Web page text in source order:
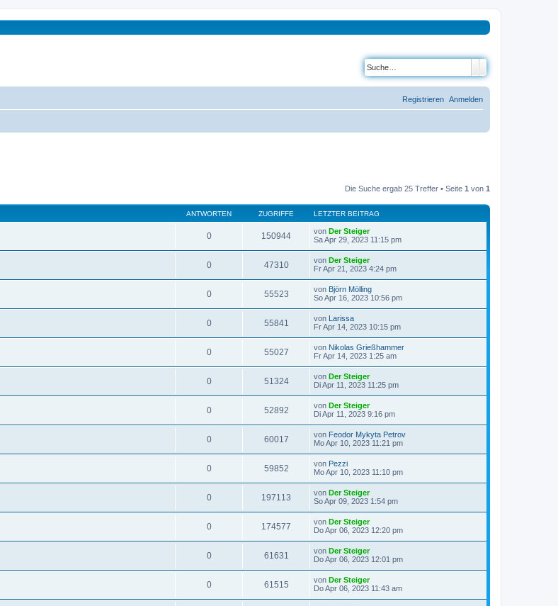
Anmelden
Registrieren
Die Suche ergab 25 Treffer • Seite 1 von 1
ANTWORTEN ZUGRIFFE LETZTER BEITRAG
0 150944 von Der Steiger
Sa Apr 29, 2023 11:15 pm
0 47310 von Der Steiger
Fr Apr 21, 2023 4:24 pm
0 55523 von Björn Mölling
So Apr 16, 2023 10:56 pm
0 55841 von Larissa
Fr Apr 14, 2023 10:15 pm
0 55027 von Nikolas Grießhammer
Fr Apr 14, 2023 1:25 am
0 51324 von Der Steiger
Di Apr 11, 2023 11:25 pm
0 52892 von Der Steiger
Di Apr 11, 2023 9:16 pm
0 60017 von Feodor Mykyta Petrov
Mo Apr 10, 2023 11:21 pm
0 59852 von Pezzi
Mo Apr 10, 2023 11:10 pm
0 197113 von Der Steiger
So Apr 09, 2023 1:54 pm
0 174577 von Der Steiger
Do Apr 06, 2023 12:20 pm
0 61631 von Der Steiger
Do Apr 06, 2023 12:01 pm
0 61515 von Der Steiger
Do Apr 06, 2023 11:43 am